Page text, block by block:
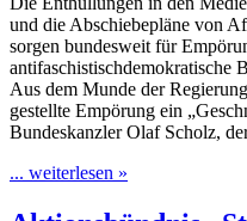
und die Abschiebepläne von
sorgen bundesweit für
antifaschistischdemokratische
Aus dem Munde der
gestellte Empörung ein
Bundeskanzler Olaf Scholz,
... weiterlesen »